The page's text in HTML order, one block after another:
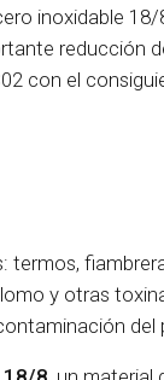
inoxidable 18/
reducción
con el
termos,
y otras
del